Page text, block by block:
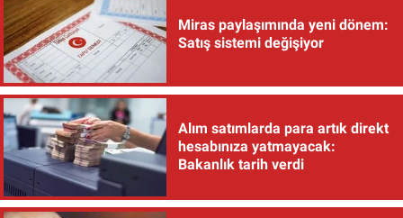
Miras paylaşımında yeni dönem:
Satış sistemi değişiyor
Alım satımlarda para artık direkt
hesabınıza yatmayacak:
Bakanlık tarih verdi